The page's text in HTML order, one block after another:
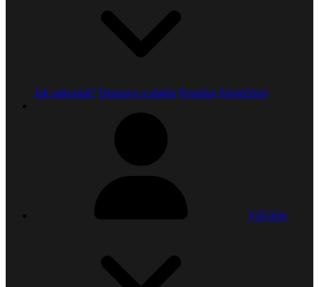
Jak nakoupit? Doprava a platba Poradna Společnost
Váš účet